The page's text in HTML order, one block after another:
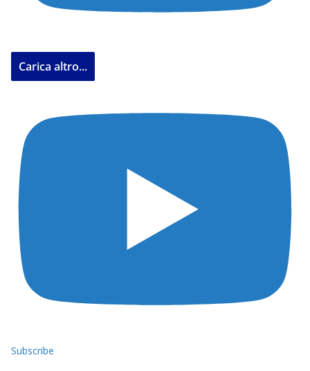
Carica altro...
Subscribe